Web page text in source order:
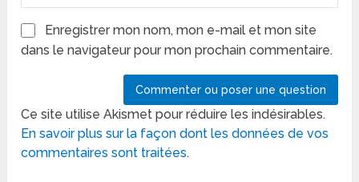
Enregistrer mon nom, mon e-mail et mon site
dans le navigateur pour mon prochain commentaire.
Ce site utilise Akismet pour réduire les indésirables.
En savoir plus sur la façon dont les données de vos
commentaires sont traitées.